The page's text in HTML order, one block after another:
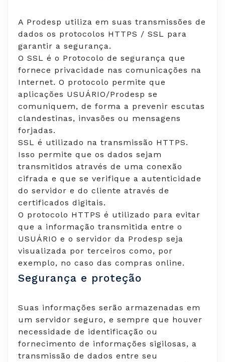
A Prodesp utiliza em suas transmissões de
dados os protocolos HTTPS / SSL para
garantir a segurança.
O SSL é o Protocolo de segurança que
fornece privacidade nas comunicações na
Internet. O protocolo permite que
aplicações USUÁRIO/Prodesp se
comuniquem, de forma a prevenir escutas
clandestinas, invasões ou mensagens
forjadas.
SSL é utilizado na transmissão HTTPS.
Isso permite que os dados sejam
transmitidos através de uma conexão
cifrada e que se verifique a autenticidade
do servidor e do cliente através de
certificados digitais.
O protocolo HTTPS é utilizado para evitar
que a informação transmitida entre o
USUÁRIO e o servidor da Prodesp seja
visualizada por terceiros como, por
exemplo, no caso das compras online.
Segurança e proteção
Suas informações serão armazenadas em
um servidor seguro, e sempre que houver
necessidade de identificação ou
fornecimento de informações sigilosas, a
transmissão de dados entre seu